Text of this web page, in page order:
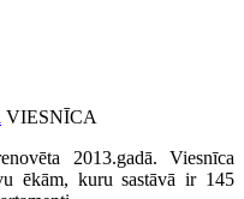
VIESNĪCA
2013.gadā. Viesnīca
ēkām, kuru sastāvā ir 145